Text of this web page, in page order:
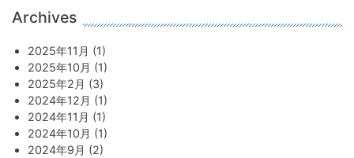
Archives
2025年11月 (1)
2025年10月 (1)
2025年2月 (3)
2024年12月 (1)
2024年11月 (1)
2024年10月 (1)
2024年9月 (2)